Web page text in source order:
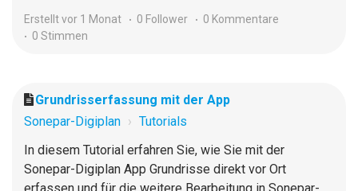
Erstelltvor 1 Monat 0 Follower
0 Kommentare
0 Stimmen
Grundrisserfassung mit der App
Sonepar-Digiplan
Tutorials
In diesem Tutorial erfahren Sie, wie Sie mit der
Sonepar-Digiplan App Grundrisse direkt vor Ort